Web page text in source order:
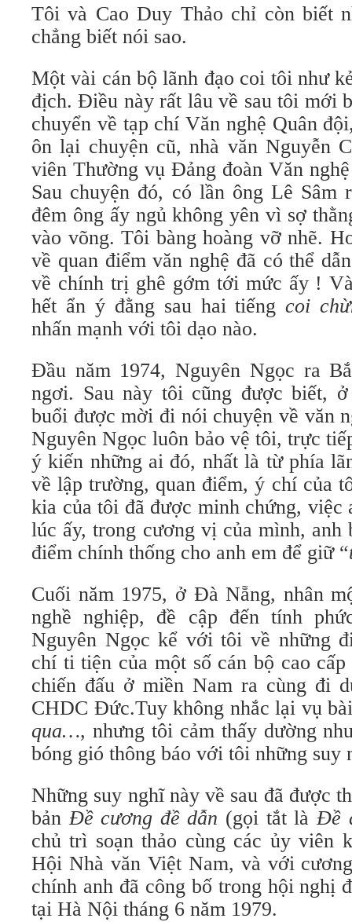
Tôi và Cao Duy Thảo chỉ còn biết
chẳng biết nói sao.
Một vài cán bộ lãnh đạo coi tôi như
địch. Điều này rất lâu về sau tôi mới
chuyển về tạp chí Văn nghệ Quân
ôn lại chuyện cũ, nhà văn Nguyễn
viên Thường vụ Đảng đoàn Văn
Sau chuyện đó, có lần ông Lê Sâm
đêm ông ấy ngủ không yên vì sợ
vào võng. Tôi bàng hoàng vỡ nhẽ.
về quan điểm văn nghệ đã có thể
về chính trị ghê gớm tới mức ấy !
hết ẩn ý đằng sau hai tiếngcoi
nhấn mạnh với tôi dạo nào.
Đầu năm 1974, Nguyên Ngọc ra
ngơi. Sau này tôi cũng được biết,
buổi được mời đi nói chuyện về văn
Nguyên Ngọc luôn bảo vệ tôi, trực
ý kiến những ai đó, nhất là từ phía
về lập trường, quan điểm, ý chí của
kia của tôi đã được minh chứng, việc
lúc ấy, trong cương vị của mình, anh
điểm chính thống cho anh em để giữ “
Cuối năm 1975, ở Đà Nẵng, nhân
nghề nghiệp, đề cập đến tính
Nguyên Ngọc kể với tôi về những
chí ti tiện của một số cán bộ cao
chiến đấu ở miền Nam ra cùng đi
CHDC Đức.Tuy không nhắc lại vụ
qua…, nhưng tôi cảm thấy dường
bóng gió thông báo với tôi những suy
Những suy nghĩ này về sau đã được
bảnĐề cương đề dẫn (gọi tắt làĐề
chủ trì soạn thảo cùng các ủy viên
Hội Nhà văn Việt Nam, và với
chính anh đã công bố trong hội nghị
tại Hà Nội tháng 6 năm 1979.